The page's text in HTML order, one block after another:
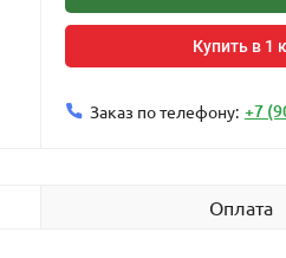
Купить в 1
Заказ по телефону: +7
Оплата